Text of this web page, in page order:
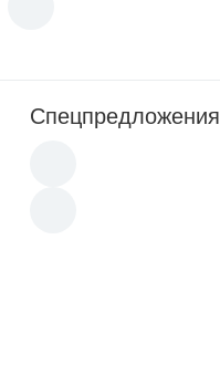
Спецпредложения